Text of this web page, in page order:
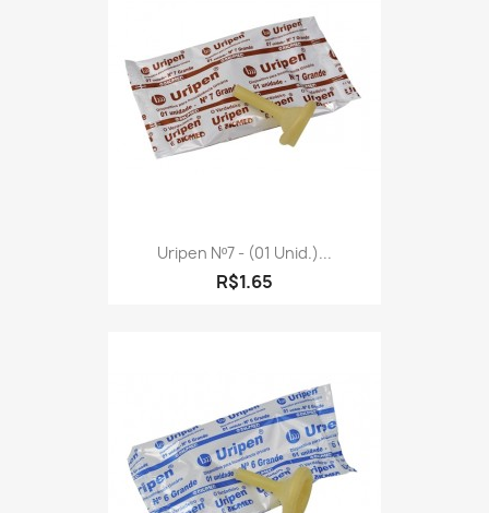
Uripen Nº7 - (01 Unid.)...
R$1.65